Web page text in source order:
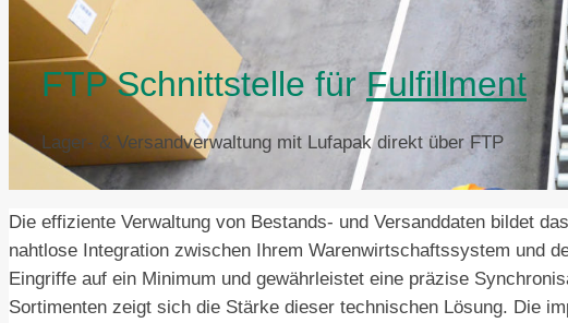
FTP Schnittstelle für Fulfillment
Lager- & Versandverwaltung mit Lufapak direkt über FTP
Die effiziente Verwaltung von Bestands- und Versanddaten bildet
nahtlose Integration zwischen Ihrem Warenwirtschaftssystem und
Eingriffe auf ein Minimum und gewährleistet eine präzise
Sortimenten zeigt sich die Stärke dieser technischen Lösung. Die